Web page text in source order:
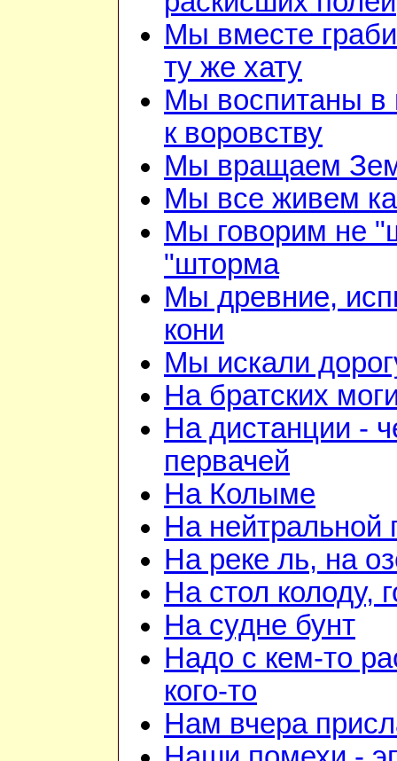
Мы вместе
ту же хату
Мы воспитаны в
к воровству
Мы вращаем
Мы все живем
Мы говорим не
"шторма
Мы древние,
кони
Мы искали
На братских
На дистанции -
первачей
На Колыме
На нейтральной
На реке ль, на
На стол колоду,
На судне бунт
Надо с кем-то
кого-то
Нам вчера